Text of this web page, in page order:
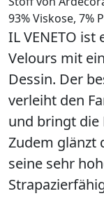
93% Viskose, 7%
IL VENETO
Velours mit
Dessin. Der
verleiht den
und bringt die
Zudem glänzt
seine sehr